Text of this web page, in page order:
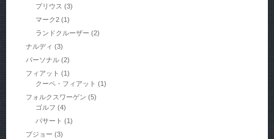
プリウス (3)
マーク2 (1)
ランドクルーザー (2)
ナルディ (3)
パーソナル(2)
フィアット (1)
クーペ・フィアット (1)
フォルクスワーゲン (5)
ゴルフ (4)
パサート (1)
プジョー (3)